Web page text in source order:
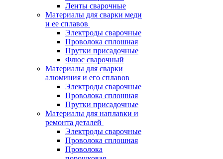
Ленты сварочные
Материалы для сварки меди
и ее сплавов
Электроды сварочные
Проволока сплошная
Прутки присадочные
Флюс сварочный
Материалы для сварки
алюминия и его сплавов
Электроды сварочные
Проволока сплошная
Прутки присадочные
Материалы для наплавки и
ремонта деталей
Электроды сварочные
Проволока сплошная
Проволока